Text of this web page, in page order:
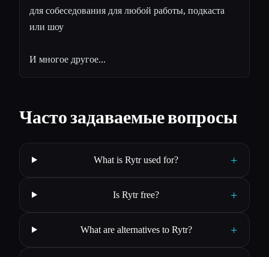
для собеседования для любой работы, подкаста
или шоу
И многое другое...
Часто задаваемые вопросы
What is Rytr used for? +
Is Rytr free? +
What are alternatives to Rytr? +